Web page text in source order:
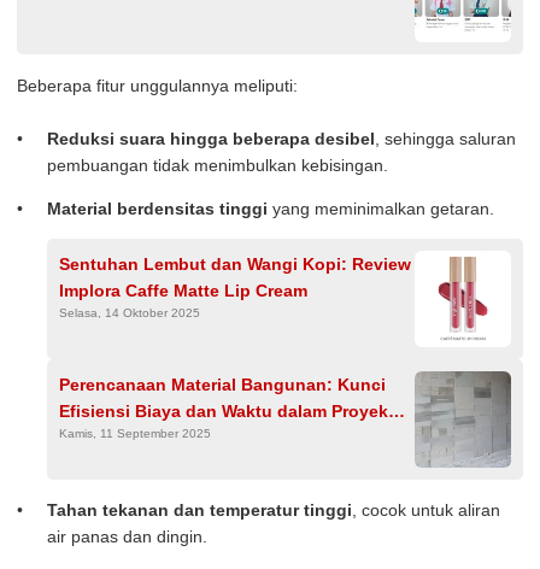
Beberapa fitur unggulannya meliputi:
Reduksi suara hingga beberapa desibel , sehingga saluran
pembuangan tidak menimbulkan kebisingan.
Material berdensitas tinggi yang meminimalkan getaran.
Sentuhan Lembut dan Wangi Kopi: Review
Implora Caffe Matte Lip Cream
Selasa, 14 Oktober 2025
Perencanaan Material Bangunan: Kunci
Efisiensi Biaya dan Waktu dalam Proyek
Konstruksi
Kamis, 11 September 2025
Tahan tekanan dan temperatur tinggi , cocok untuk aliran
air panas dan dingin.